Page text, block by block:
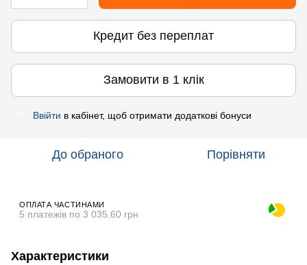
Кредит без переплат
Замовити в 1 клік
Ввійти в кабінет, щоб отримати додаткові бонуси
До обраного Порівняти
ОПЛАТА ЧАСТИНАМИ
5 платежів по 3 035.60 грн
Характеристики